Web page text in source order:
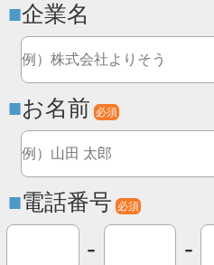
企業名
お名前 必須
電話番号 必須
- -